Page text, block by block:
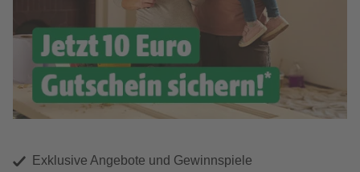
Exklusive Angebote und Gewinnspiele